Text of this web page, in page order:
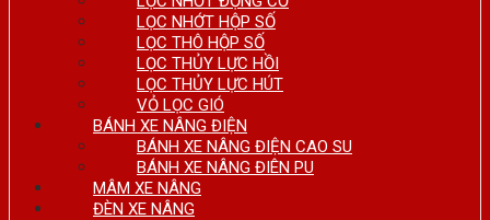
LỌC NHỚT HỘP SỐ
LỌC THÔ HỘP SỐ
LỌC THỦY LỰC HỒI
LỌC THỦY LỰC HÚT
VỎ LỌC GIÓ
BÁNH XE NÂNG ĐIỆN
BÁNH XE NÂNG ĐIỆN CAO SU
BÁNH XE NÂNG ĐIÊN PU
MÂM XE NÂNG
ĐÈN XE NÂNG